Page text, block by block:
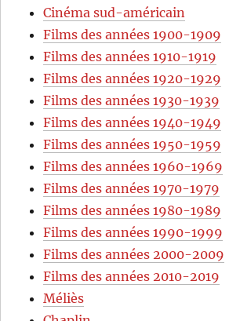
Cinéma sud-américain
Films des années 1900-1909
Films des années 1910-1919
Films des années 1920-1929
Films des années 1930-1939
Films des années 1940-1949
Films des années 1950-1959
Films des années 1960-1969
Films des années 1970-1979
Films des années 1980-1989
Films des années 1990-1999
Films des années 2000-2009
Films des années 2010-2019
Méliès